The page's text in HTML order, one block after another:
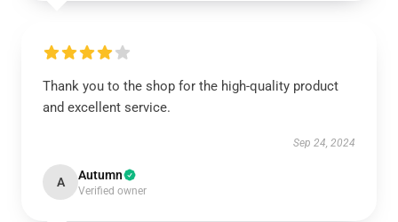
Thank you to the shop for the high-quality product
and excellent service.
Sep 24, 2024
A Autumn
Verified owner